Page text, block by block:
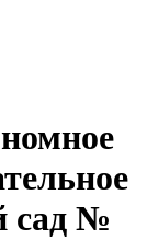
сад №